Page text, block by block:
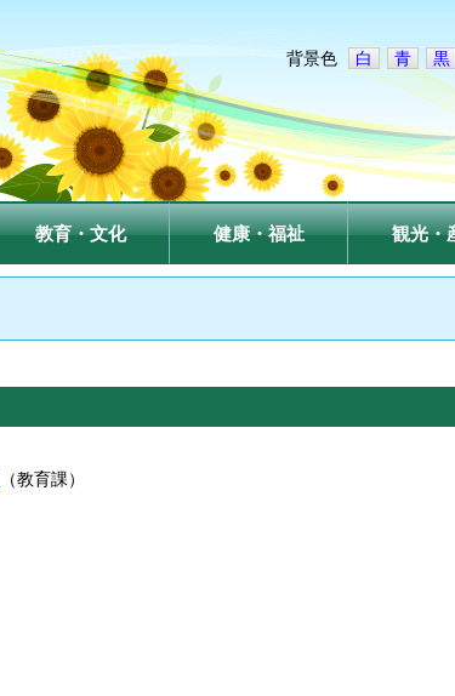
背景色 白 青 黒
教育・文化 健康・福祉 観光・
（教育課）